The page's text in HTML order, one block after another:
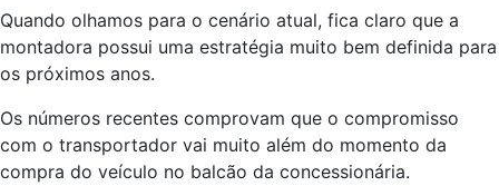
Quando olhamos para o cenário atual, fica claro que a
montadora possui uma estratégia muito bem definida para
os próximos anos.
Os números recentes comprovam que o compromisso
com o transportador vai muito além do momento da
compra do veículo no balcão da concessionária.